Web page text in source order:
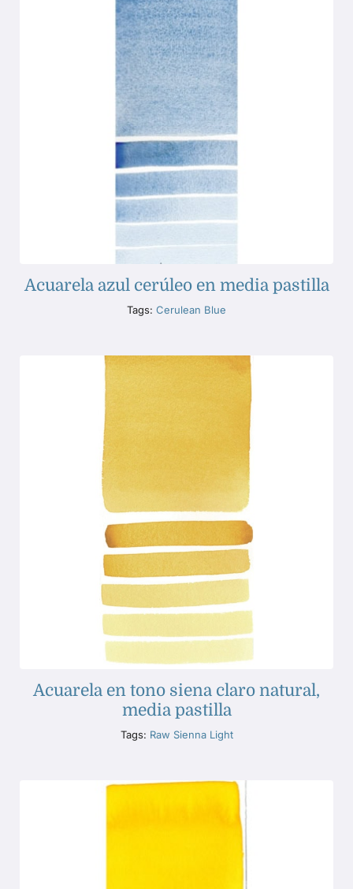
Acuarela azul cerúleo en media pastilla
Tags: Cerulean Blue
Acuarela en tono siena claro natural,
media pastilla
Tags: Raw Sienna Light